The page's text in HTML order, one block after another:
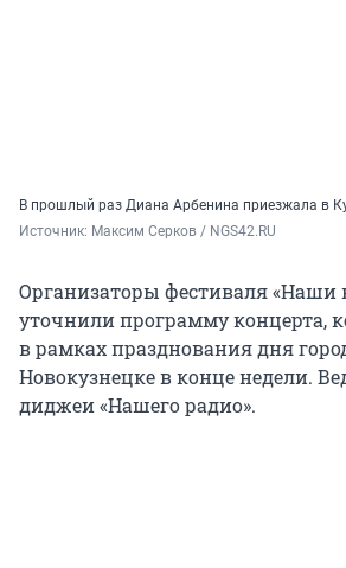
В прошлый раз Диана Арбенина приезжала в
Источник: Максим Серков / NGS42.RU
Организаторы фестиваля «Наши
уточнили программу концерта,
в рамках празднования дня
Новокузнецке в конце недели.
диджеи «Нашего радио».